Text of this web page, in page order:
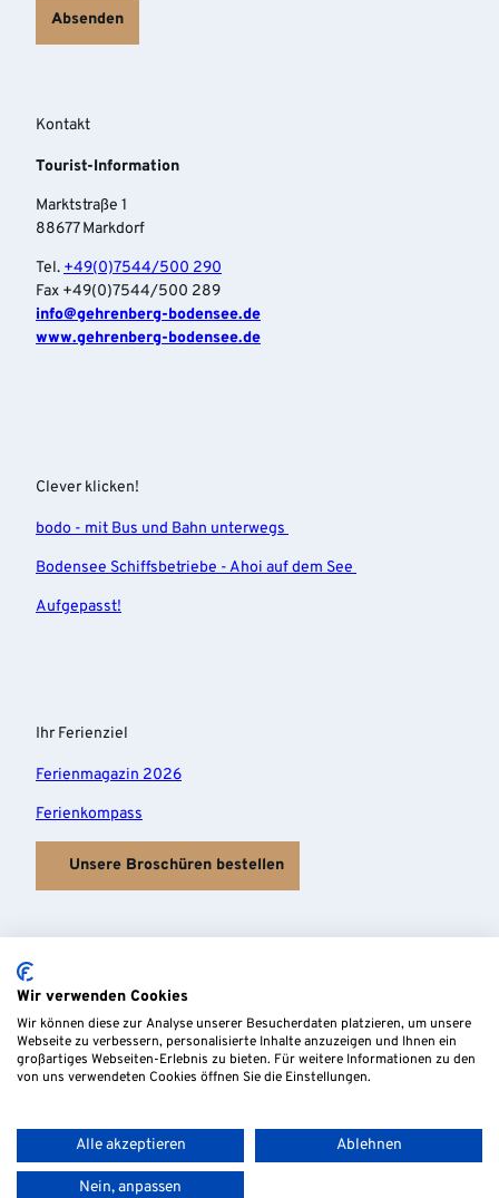
Absenden
Kontakt
Tourist-Information
Marktstraße 1
88677 Markdorf
Tel. +49(0)7544/500 290
Fax +49(0)7544/500 289
info‎@gehrenberg-bodensee.de
www.gehrenberg-bodensee.de
Clever klicken!
bodo - mit Bus und Bahn unterwegs
Bodensee Schiffsbetriebe - Ahoi auf dem See
Aufgepasst!
Ihr Ferienziel
Ferienmagazin 2026
Ferienkompass
Unsere Broschüren bestellen
Wir verwenden Cookies
Wir können diese zur Analyse unserer Besucherdaten platzieren, um unsere
Webseite zu verbessern, personalisierte Inhalte anzuzeigen und Ihnen ein
großartiges Webseiten-Erlebnis zu bieten. Für weitere Informationen zu den
von uns verwendeten Cookies öffnen Sie die Einstellungen.
Alle akzeptieren Ablehnen
Nein, anpassen